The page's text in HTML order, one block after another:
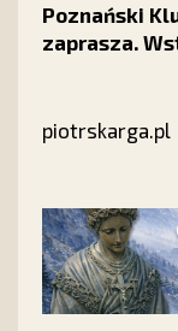
Poznański
zaprasza.
piotrskarga.pl